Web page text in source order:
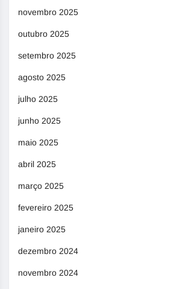
novembro 2025
outubro 2025
setembro 2025
agosto 2025
julho 2025
junho 2025
maio 2025
abril 2025
março 2025
fevereiro 2025
janeiro 2025
dezembro 2024
novembro 2024